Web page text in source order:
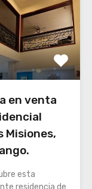
en venta
Misiones,
esta
residencia de